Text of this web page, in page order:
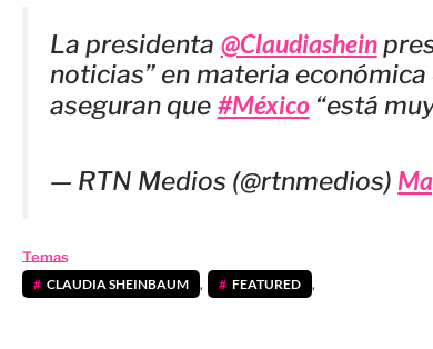
La presidenta @Claudiashein
noticias” en materia
aseguran que #México“está
— RTN Medios (@rtnmedios)
Temas
CLAUDIA SHEINBAUM , FEATURED ,